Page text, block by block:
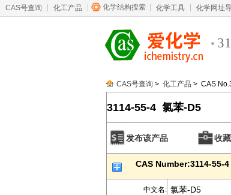
CAS号查询 化工产品 化学结构搜索 化学工具 化学网址
CAS号查询 > 化工产品 > CAS
3114-55-4 氯苯-D5
发布该产品 收
CAS Number:3114-55-4
中文名: 氯苯-D5